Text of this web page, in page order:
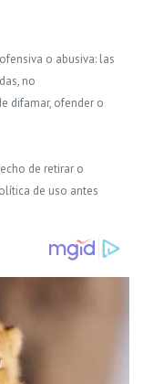
o abusiva: las
no
difamar, ofender o
de retirar o
de uso antes